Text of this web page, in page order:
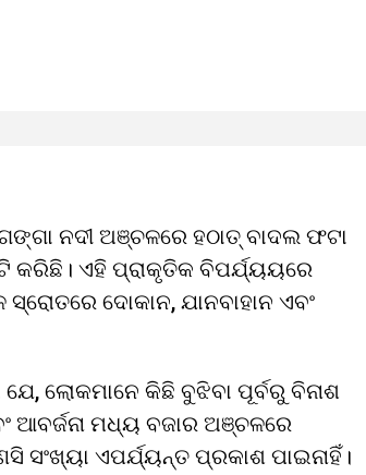
ନଦୀ ଅଞ୍ଚଳରେ ହଠାତ୍ ବାଦଲ ଫଟା
କରିଛି। ଏହି ପ୍ରାକୃତିକ ବିପର୍ଯ୍ୟୟରେ
ଦୋକାନ, ଯାନବାହାନ ଏବଂ
ଲୋକମାନେ କିଛି ବୁଝିବା ପୂର୍ବରୁ ବିନାଶ
ଆବର୍ଜନା ମଧ୍ୟ ବଜାର ଅଞ୍ଚଳରେ
ସଂଖ୍ୟା ଏପର୍ଯ୍ୟନ୍ତ ପ୍ରକାଶ ପାଇନାହିଁ।